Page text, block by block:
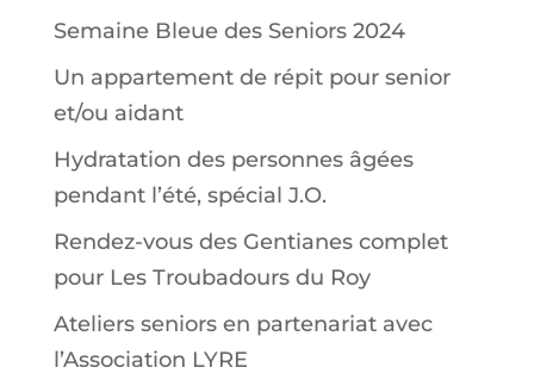
Semaine Bleue des Seniors 2024
Un appartement de répit pour senior
et/ou aidant
Hydratation des personnes âgées
pendant l’été, spécial J.O.
Rendez-vous des Gentianes complet
pour Les Troubadours du Roy
Ateliers seniors en partenariat avec
l’Association LYRE